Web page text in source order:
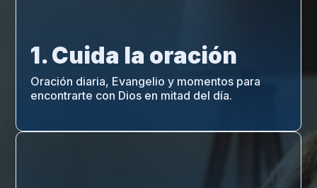
1. Cuida la oración
Oración diaria, Evangelio y momentos para
encontrarte con Dios en mitad del día.